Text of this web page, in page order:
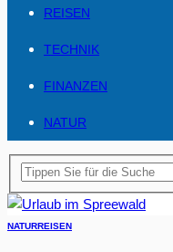
REISEN
TECHNIK
FINANZEN
NATUR
NATURREISEN